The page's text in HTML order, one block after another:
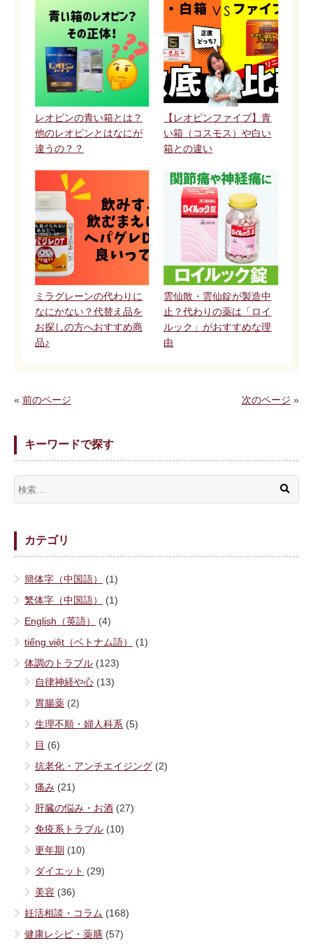
レオピンの青い箱とは？
他のレオピンとはなにが
違うの？？
【レオピンファイブ】青
い箱（コスモス）や白い
箱との違い
ミラグレーンの代わりに
なにかない？代替え品を
お探しの方へおすすめ商
品♪
雲仙散・雲仙錠が製造中
止？代わりの薬は「ロイ
ルック」がおすすめな理
由
« 前のページ 次のページ »
キーワードで探す
カテゴリ
簡体字（中国語）
(1)
繁体字（中国語）
(1)
English（英語）
(4)
tiếng việt（ベトナム語）
(1)
体調のトラブル (123)
自律神経や心 (13)
胃腸薬 (2)
生理不順・婦人科系 (5)
目 (6)
抗老化・アンチエイジング (2)
痛み (21)
肝臓の悩み・お酒 (27)
免疫系トラブル (10)
更年期 (10)
ダイエット (29)
美容 (36)
妊活相談・コラム (168)
健康レシピ・薬膳 (57)